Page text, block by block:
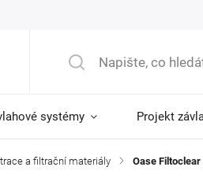
systémy Projekt
a filtrační materiály / Oase Filtoclear